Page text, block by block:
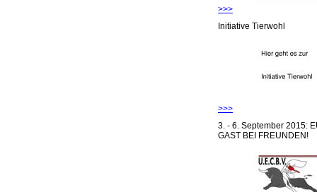
>>>
Initiative Tierwohl
>>>
3. - 6. September 2015:
GAST BEI FREUNDEN!